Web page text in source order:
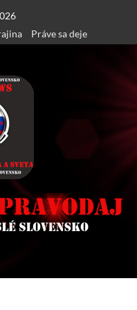
Práve sa deje